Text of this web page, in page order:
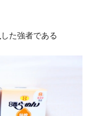
した強者である